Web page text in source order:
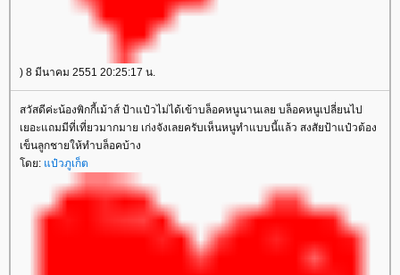
) 8 มีนาคม 2551 20:25:17 น.
สวัสดีค่ะน้องพิกกี้เม้าส์ ป้าแป๋วไม่ได้เข้าบล็อคหนูนานเลย บล็อคหนูเปลี่ยนไป
เยอะแถมมีที่เที่ยวมากมาย เก่งจังเลยครับเห็นหนูทำแบบนี้แล้ว สงสัยป้าแป๋วต้อง
เข็นลูกชายให้ทำบล็อคบ้าง
โดย: แป๋วภูเก็ต